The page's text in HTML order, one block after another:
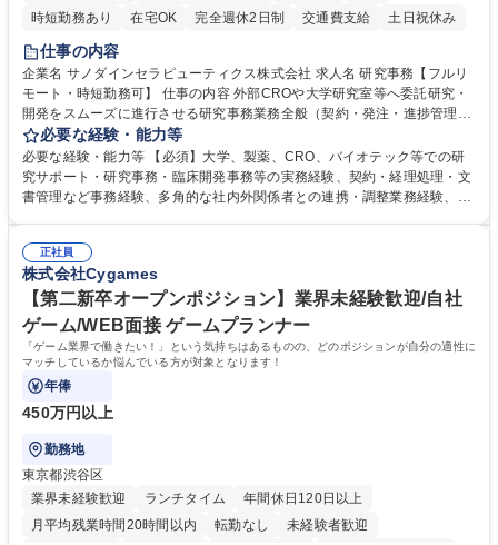
時短勤務あり
在宅OK 完全週休2日制 交通費支給 土日祝休み
仕事の内容
企業名 サノダインセラピューティクス株式会社 求人名 研究事務【フルリ
モート・時短勤務可】 仕事の内容 外部CROや大学研究室等へ委託研究・
開発をスムーズに進行させる研究事務業務全般（契約・発注・進捗管理・
ドキュメント整備等）CRO・大学等との契約手続き補助（NDA・委託・
共同研究契約等の進行・記録管理） ■見積取得、発注、検収、請求処理等
の事務手続き ■委託先との定例会議の調整・アジェンダ準備・議事録作成
■研究報告書、試験関連資料、SOP等の整備・版管理・保管 ■研究開発の
他研究開発に関わる総務・庶務 募集職種 研究事務【フルリモート・時短
勤務可】
必要な経験・能力等
必要な経験・能力等 【必須】大学、製薬、CRO、バイオテック等での研
究サポート・研究事務・臨床開発事務等の実務経験、契約・経理処理・文
書管理など事務経験、多角的な社内外関係者との連携・調整業務経験、基
ル対応力 【働き方について】フルリモートやハイブリッド勤務、時短勤務
など個々のライフスタイルに応じた柔軟な働き方が可能です。育児や介護
との両立も応援します。 学歴・資格 学歴：大学院 大学 語学力： 資格：
正社員
株式会社Cygames
【第二新卒オープンポジション】業界未経験歓迎/自社
ゲーム/WEB面接 ゲームプランナー
「ゲーム業界で働きたい！」という気持ちはあるものの、どのポジションが自分の適性に
マッチしているか悩んでいる方が対象となります！
年俸
450万円以上
勤務地
東京都渋谷区
業界未経験歓迎
ランチタイム
年間休日120日以上
月平均残業時間20時間以内
転勤なし
未経験者歓迎